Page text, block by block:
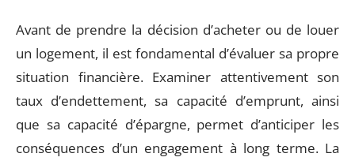
Avant de prendre la décision d’acheter ou de louer
un logement, il est fondamental d’évaluer sa propre
situation financière. Examiner attentivement son
taux d’endettement, sa capacité d’emprunt, ainsi
que sa capacité d’épargne, permet d’anticiper les
conséquences d’un engagement à long terme. La